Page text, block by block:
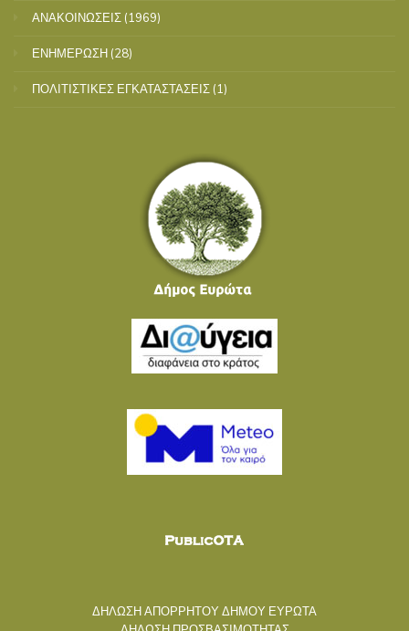
ΑΝΑΚΟΙΝΩΣΕΙΣ (1969)
ΕΝΗΜΕΡΩΣΗ (28)
ΠΟΛΙΤΙΣΤΙΚΕΣ ΕΓΚΑΤΑΣΤΑΣΕΙΣ (1)
ΔΗΛΩΣΗ ΑΠΟΡΡΗΤΟΥ ΔΗΜΟΥ ΕΥΡΩΤΑ